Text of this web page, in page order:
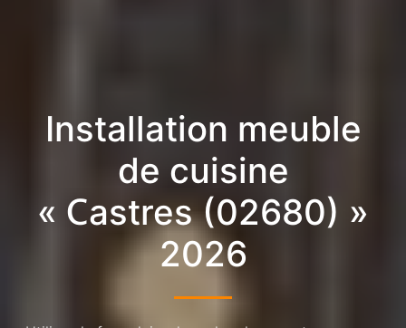
Installation meuble
de cuisine
« Castres (02680) »
2026